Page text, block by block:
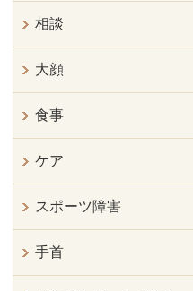
相談
大顔
食事
ケア
スポーツ障害
手首